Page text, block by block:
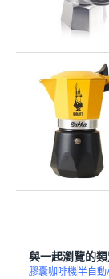
與一起瀏覽的
膠囊咖啡機半自